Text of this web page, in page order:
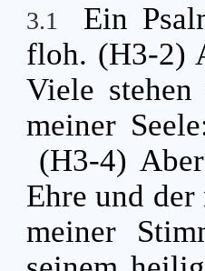
3.1
Ein
floh. (H3-2)
Viele
meiner
(H3-4)
Ehre und
meiner